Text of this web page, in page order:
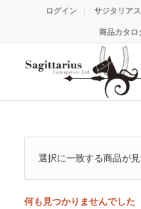
ログイン サジタリア
商品カタロ
選択に一致する商品が
何も見つかりませんでした